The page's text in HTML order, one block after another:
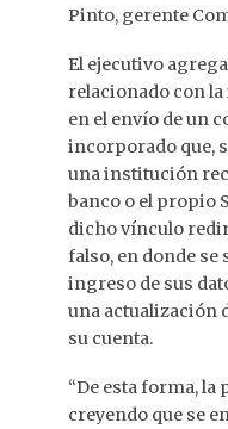
Pinto, gerente
El ejecutivo
relacionado con
en el envío de un
incorporado que,
una institución
banco o el propio
dicho vínculo
falso, en donde se
ingreso de sus
una actualización
su cuenta.
“De esta forma, la
creyendo que se